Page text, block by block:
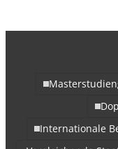
Internationale